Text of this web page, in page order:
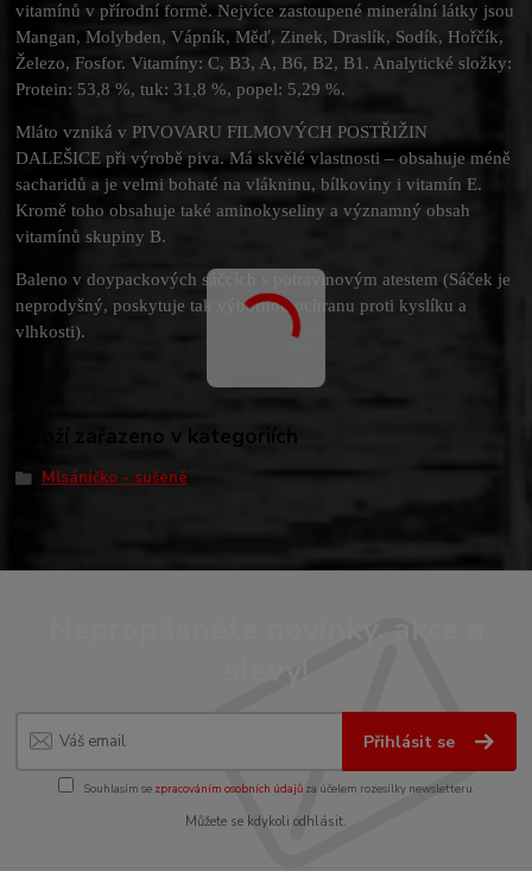
vitamínů v přírodní formě. Nejvíce zastoupené minerální látky jsou
Mangan, Molybden, Vápník, Měď, Zinek, Draslík, Sodík, Hořčík,
Železo, Fosfor. Vitamíny: C, B3, A, B6, B2, B1. Analytické složky:
Protein: 53,8 %, tuk: 31,8 %, popel: 5,29 %.
Mláto vzniká v PIVOVARU FILMOVÝCH POSTŘIŽIN
DALEŠICE při výrobě piva. Má skvělé vlastnosti – obsahuje méně
sacharidů a je velmi bohaté na vlákninu, bílkoviny i vitamín E.
Kromě toho obsahuje také aminokyseliny a významný obsah
vitamínů skupiny B.
Baleno v doypackových sáčcích s potravinovým atestem (Sáček je
neprodyšný, poskytuje tak výbornou ochranu proti kyslíku a
vlhkosti).
Zboží zařazeno v kategoriích
Mlsáníčko - sušené
Přihlásit se
Souhlasím se zpracováním osobních údajůza účelem rozesílky newsletteru.
Můžete se kdykoli odhlásit.